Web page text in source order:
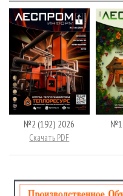
№2 (192) 2026
Скачать PDF
№1